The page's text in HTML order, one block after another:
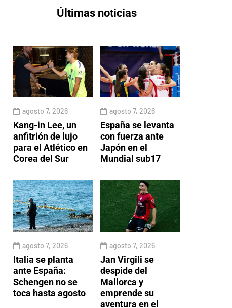
Últimas noticias
agosto 7, 2026
Kang-in Lee, un
anfitrión de lujo
para el Atlético en
Corea del Sur
agosto 7, 2026
España se levanta
con fuerza ante
Japón en el
Mundial sub17
agosto 7, 2026
Italia se planta
ante España:
Schengen no se
toca hasta agosto
agosto 7, 2026
Jan Virgili se
despide del
Mallorca y
emprende su
aventura en el